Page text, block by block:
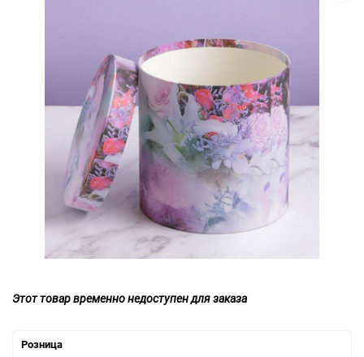
Этот товар временно недоступен для заказа
Розница